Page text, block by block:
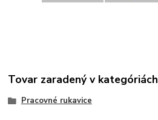
Tovar zaradený v kategóriách
Pracovné rukavice